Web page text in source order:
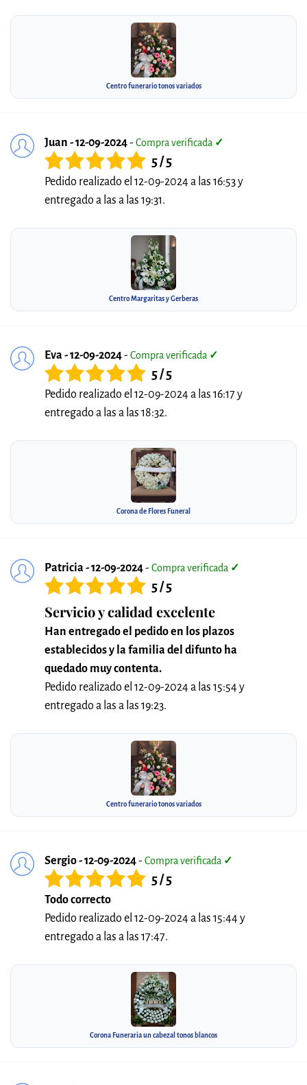
Centro funerario tonos variados
Juan - 12-09-2024- Compra verificada ✓
5 / 5
Pedido realizado el 12-09-2024 a las 16:53 y
entregado a las a las 19:31.
Centro Margaritas y Gerberas
Eva - 12-09-2024- Compra verificada ✓
5 / 5
Pedido realizado el 12-09-2024 a las 16:17 y
entregado a las a las 18:32.
Corona de Flores Funeral
Patricia - 12-09-2024- Compra verificada ✓
5 / 5
Servicio y calidad excelente
Han entregado el pedido en los plazos
establecidos y la familia del difunto ha
quedado muy contenta.
Pedido realizado el 12-09-2024 a las 15:54 y
entregado a las a las 19:23.
Centro funerario tonos variados
Sergio - 12-09-2024- Compra verificada ✓
5 / 5
Todo correcto
Pedido realizado el 12-09-2024 a las 15:44 y
entregado a las a las 17:47.
Corona Funeraria un cabezal tonos blancos